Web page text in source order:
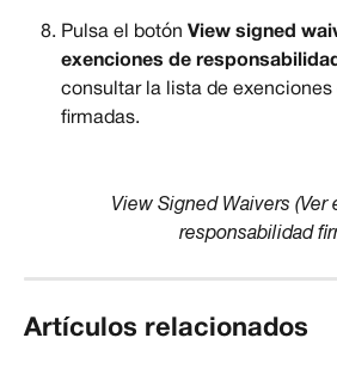
Pulsa el botón View signed
exenciones de
consultar la lista de exenciones
firmadas.
View Signed Waivers (Ver
responsabilidad
Artículos relacionados